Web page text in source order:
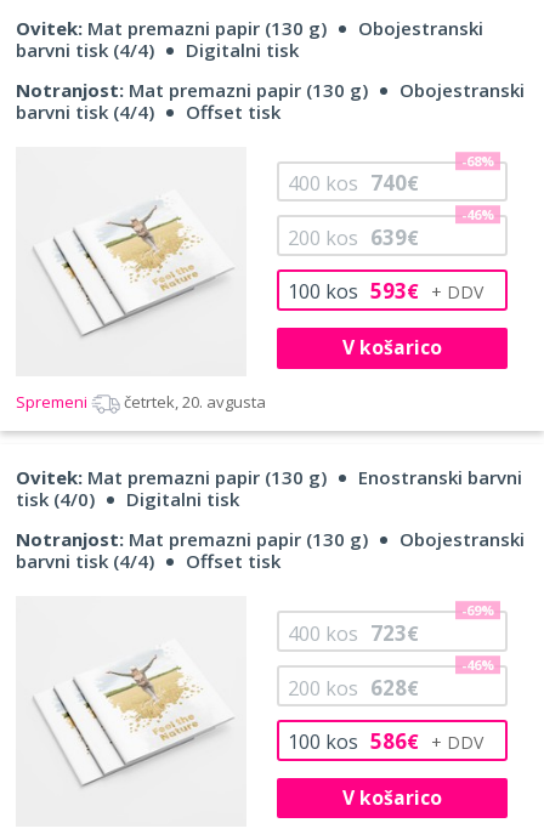
Ovitek: Mat premazni papir (130 g)
Obojestranski
barvni tisk (4/4)
Digitalni tisk
Notranjost: Mat premazni papir (130 g)
Obojestranski
barvni tisk (4/4)
Offset tisk
100 kos 593€
200 kos 639€
-46%
400 kos 740€
-68%
V košarico
Spremeni četrtek, 20. avgusta
Ovitek: Mat premazni papir (130 g)
Enostranski barvni
tisk (4/0)
Digitalni tisk
Notranjost: Mat premazni papir (130 g)
Obojestranski
barvni tisk (4/4)
Offset tisk
100 kos 586€
200 kos 628€
-46%
400 kos 723€
-69%
V košarico